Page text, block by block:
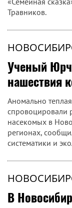
Травников.
Ученый
нашествия
Аномально
спровоцировали
насекомых в
регионах,
систематики и
В